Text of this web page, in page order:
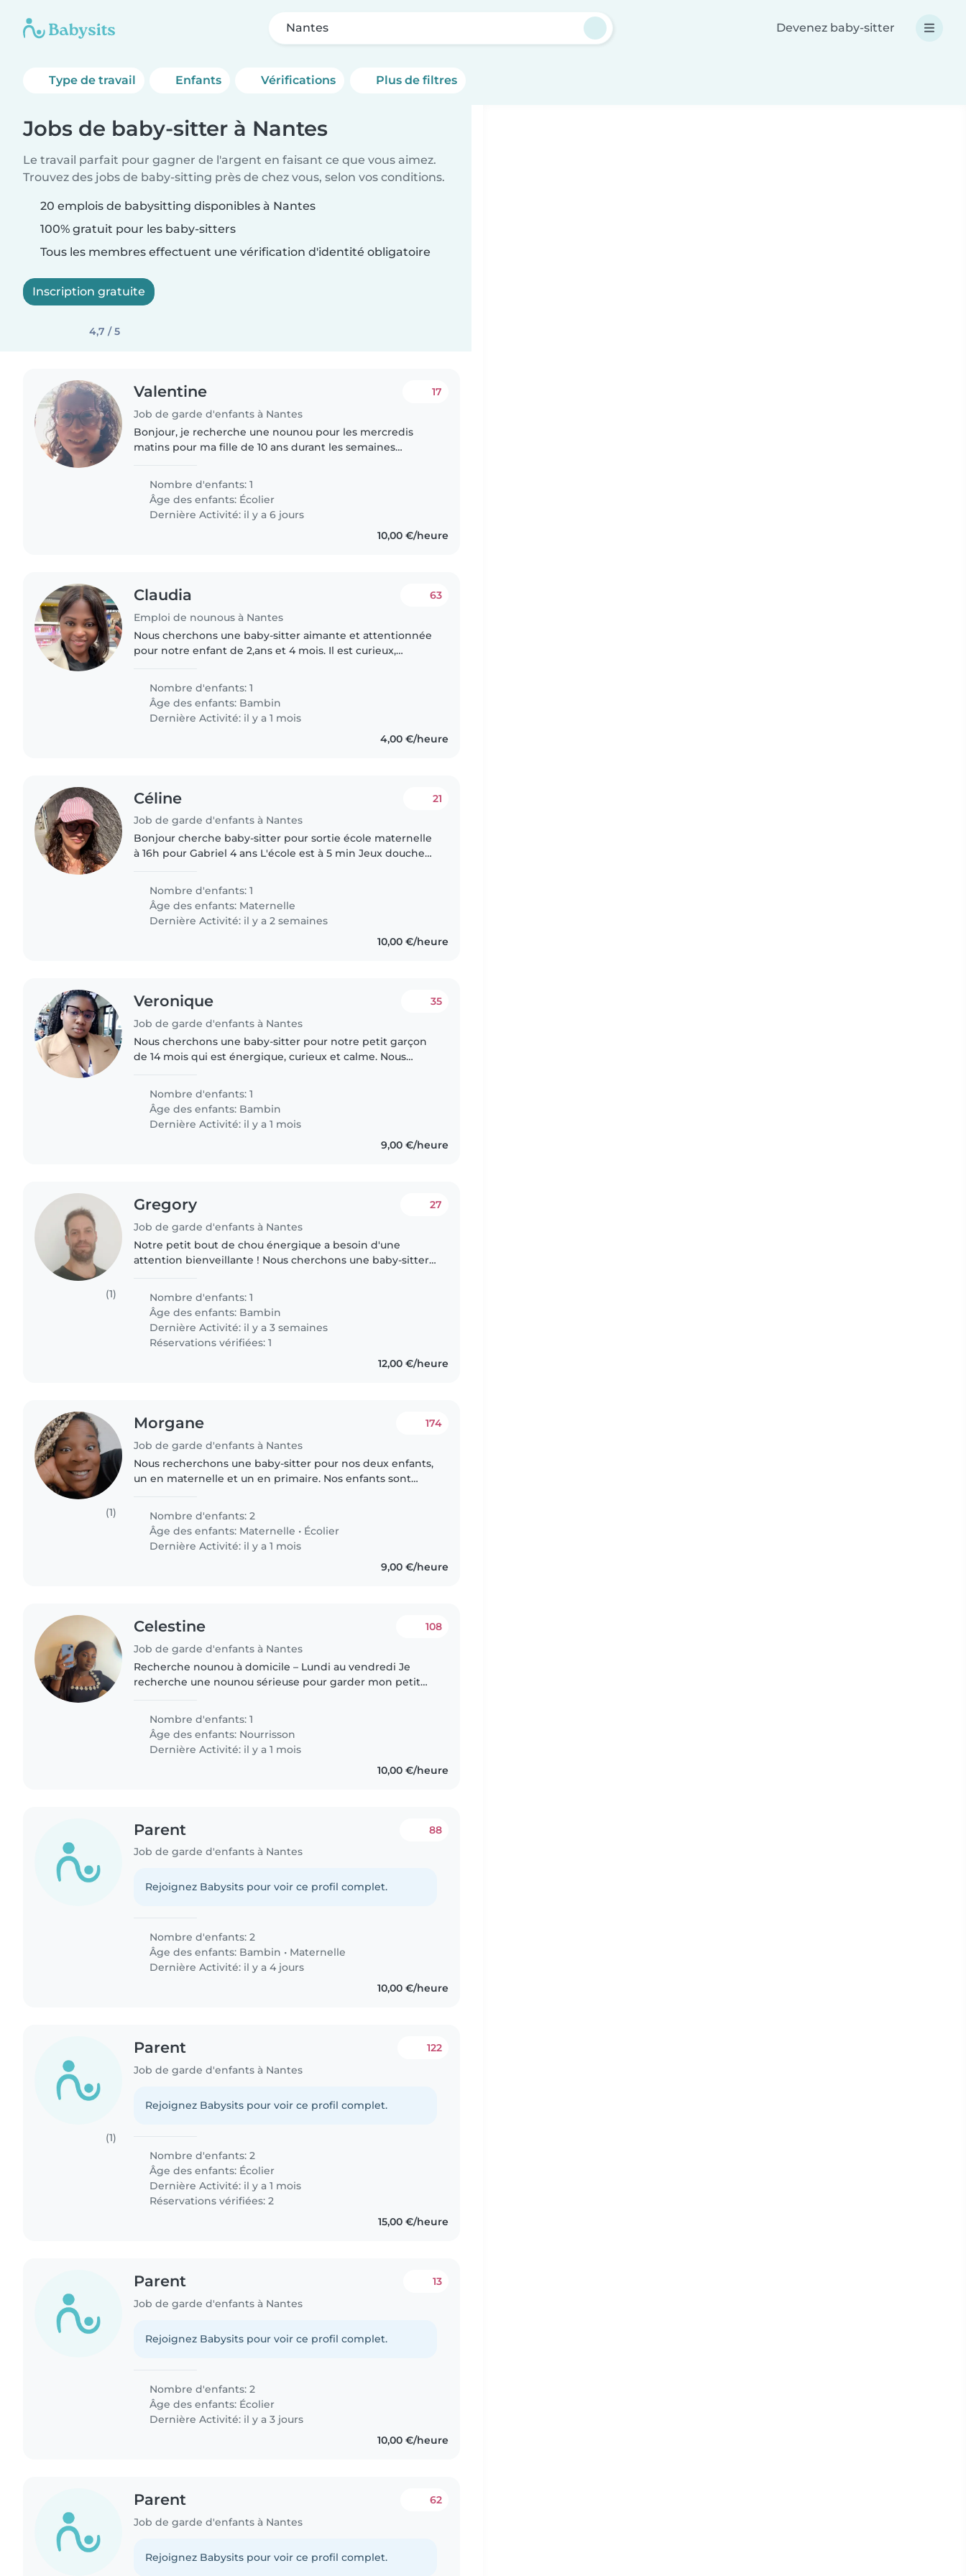
Nantes Devenez baby-sitter
Type de travail Enfants Vérifications Plus de filtres
Jobs de baby-sitter à Nantes
Le travail parfait pour gagner de l'argent en faisant ce que vous aimez.
Trouvez des jobs de baby-sitting près de chez vous, selon vos conditions.
20 emplois de babysitting disponibles à Nantes
100% gratuit pour les baby-sitters
Tous les membres effectuent une vérification d'identité obligatoire
Inscription gratuite
4,7 / 5
Valentine
Job de garde d'enfants à Nantes
17
Bonjour, je recherche une nounou pour les mercredis
matins pour ma fille de 10 ans durant les semaines
l'aider à faire les devoirs..
Nombre d'enfants: 1
Âge des enfants: Écolier
Dernière Activité: il y a 6 jours
10,00 €/heure
Claudia
Emploi de nounous à Nantes
63
Nous cherchons une baby-sitter aimante et attentionnée
pour notre enfant de 2,ans et 4 mois. Il est curieux,
Nombre d'enfants: 1
Âge des enfants: Bambin
Dernière Activité: il y a 1 mois
4,00 €/heure
Céline
Job de garde d'enfants à Nantes
21
Bonjour cherche baby-sitter pour sortie école maternelle
à 16h pour Gabriel 4 ans L'école est à 5 min Jeux douche
Nombre d'enfants: 1
Âge des enfants: Maternelle
Dernière Activité: il y a 2 semaines
10,00 €/heure
Veronique
Job de garde d'enfants à Nantes
35
Nous cherchons une baby-sitter pour notre petit garçon
de 14 mois qui est énergique, curieux et calme. Nous
N'hésitez pas..
Nombre d'enfants: 1
Âge des enfants: Bambin
Dernière Activité: il y a 1 mois
9,00 €/heure
(1)
Gregory
Job de garde d'enfants à Nantes
27
Notre petit bout de chou énergique a besoin d'une
attention bienveillante ! Nous cherchons une baby-sitter
1an , à la maison.
Nombre d'enfants: 1
Âge des enfants: Bambin
Dernière Activité: il y a 3 semaines
Réservations vérifiées: 1
12,00 €/heure
(1)
Morgane
Job de garde d'enfants à Nantes
174
Nous recherchons une baby-sitter pour nos deux enfants,
un en maternelle et un en primaire. Nos enfants sont
s'appelle Thalia elle..
Nombre d'enfants: 2
Âge des enfants: Maternelle • Écolier
Dernière Activité: il y a 1 mois
9,00 €/heure
Celestine
Job de garde d'enfants à Nantes
108
Recherche nounou à domicile – Lundi au vendredi Je
recherche une nounou sérieuse pour garder mon petit
Nombre d'enfants: 1
Âge des enfants: Nourrisson
Dernière Activité: il y a 1 mois
10,00 €/heure
Parent
Job de garde d'enfants à Nantes
88
Rejoignez Babysits pour voir ce profil complet.
Nombre d'enfants: 2
Âge des enfants: Bambin • Maternelle
Dernière Activité: il y a 4 jours
10,00 €/heure
(1)
Parent
Job de garde d'enfants à Nantes
122
Rejoignez Babysits pour voir ce profil complet.
Nombre d'enfants: 2
Âge des enfants: Écolier
Dernière Activité: il y a 1 mois
Réservations vérifiées: 2
15,00 €/heure
Parent
Job de garde d'enfants à Nantes
13
Rejoignez Babysits pour voir ce profil complet.
Nombre d'enfants: 2
Âge des enfants: Écolier
Dernière Activité: il y a 3 jours
10,00 €/heure
Parent
Job de garde d'enfants à Nantes
62
Rejoignez Babysits pour voir ce profil complet.